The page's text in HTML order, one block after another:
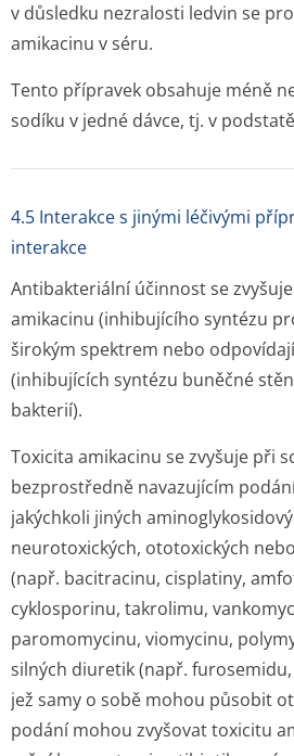
v důsledku nezralosti ledvin se
amikacinu v séru.
Tento přípravek obsahuje méně
sodíku v jedné dávce, tj. v
4.5 Interakce s jinými léčivými
interakce
Antibakteriální účinnost se
amikacinu (inhibujícího syntézu
širokým spektrem nebo
(inhibujících syntézu buněčné
bakterií).
Toxicita amikacinu se zvyšuje při
bezprostředně navazujícím
jakýchkoli jiných
neurotoxických, ototoxických
(např. bacitracinu, cisplatiny,
cyklosporinu, takrolimu,
paromomycinu, viomycinu,
silných diuretik (např.
jež samy o sobě mohou působit
podání mohou zvyšovat toxicitu